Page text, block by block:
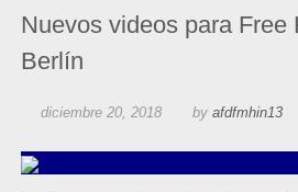
Nuevos videos para
Berlín
diciembre 20, 2018 by afdfmhin13